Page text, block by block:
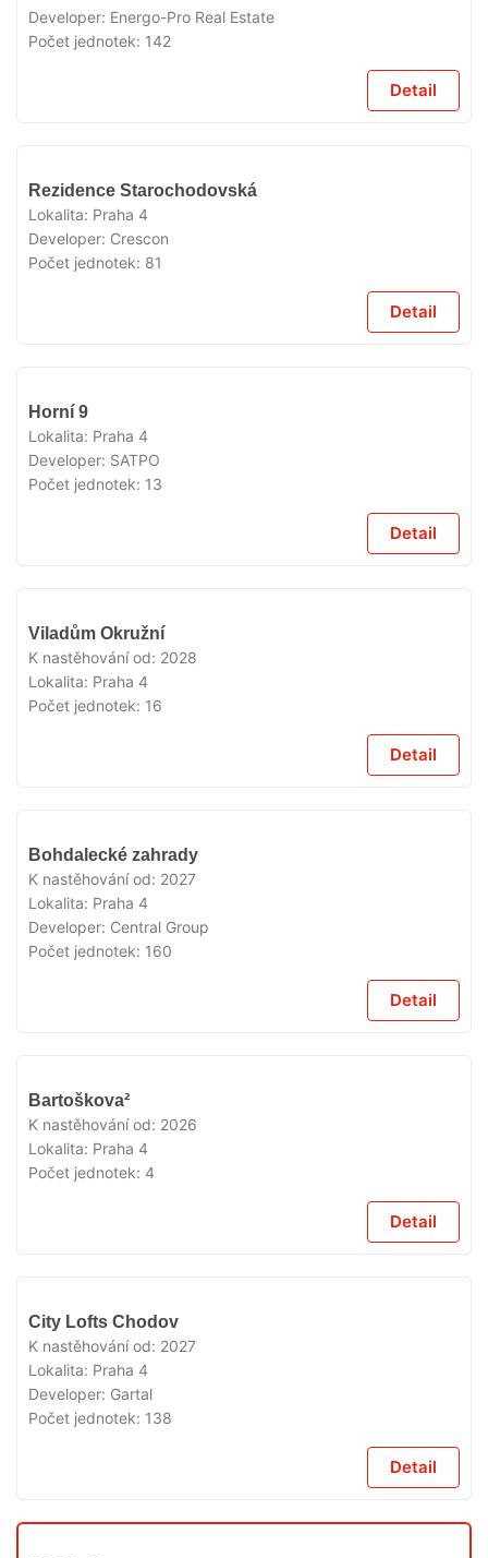
Developer: Energo-Pro Real Estate
Počet jednotek: 142
Detail
Rezidence Starochodovská
Lokalita: Praha 4
Developer: Crescon
Počet jednotek: 81
Detail
Horní 9
Lokalita: Praha 4
Developer: SATPO
Počet jednotek: 13
Detail
Viladům Okružní
K nastěhování od: 2028
Lokalita: Praha 4
Počet jednotek: 16
Detail
Bohdalecké zahrady
K nastěhování od: 2027
Lokalita: Praha 4
Developer: Central Group
Počet jednotek: 160
Detail
Bartoškova²
K nastěhování od: 2026
Lokalita: Praha 4
Počet jednotek: 4
Detail
City Lofts Chodov
K nastěhování od: 2027
Lokalita: Praha 4
Developer: Gartal
Počet jednotek: 138
Detail